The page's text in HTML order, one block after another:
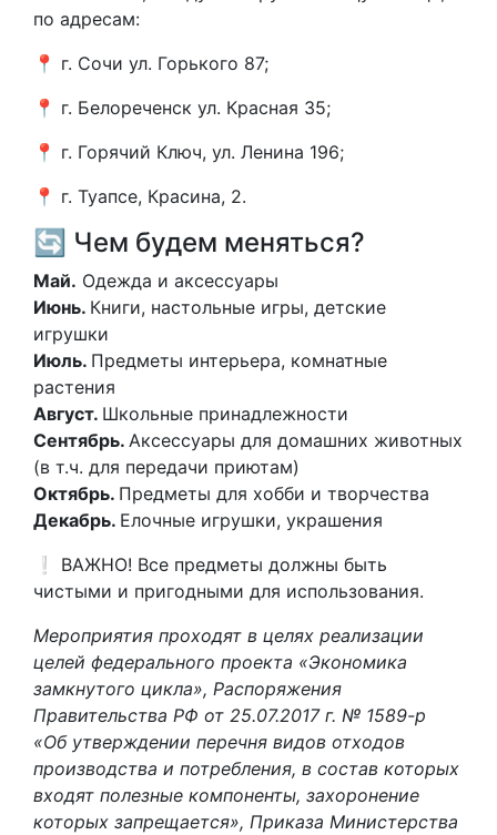
по адресам:
📍 г. Сочи ул. Горького 87;
📍 г. Белореченск ул. Красная 35;
📍 г. Горячий Ключ, ул. Ленина 196;
📍 г. Туапсе, Красина, 2.
🔄 Чем будем меняться?
Май. Одежда и аксессуары
Июнь. Книги, настольные игры, детские
игрушки
Июль. Предметы интерьера, комнатные
растения
Август. Школьные принадлежности
Сентябрь. Аксессуары для домашних животных
(в т.ч. для передачи приютам)
Октябрь. Предметы для хобби и творчества
Декабрь. Елочные игрушки, украшения
❕ ВАЖНО! Все предметы должны быть
чистыми и пригодными для использования.
Мероприятия проходят в целях реализации
целей федерального проекта «Экономика
замкнутого цикла», Распоряжения
Правительства РФ от 25.07.2017 г. № 1589-р
«Об утверждении перечня видов отходов
производства и потребления, в состав которых
входят полезные компоненты, захоронение
которых запрещается», Приказа Министерства